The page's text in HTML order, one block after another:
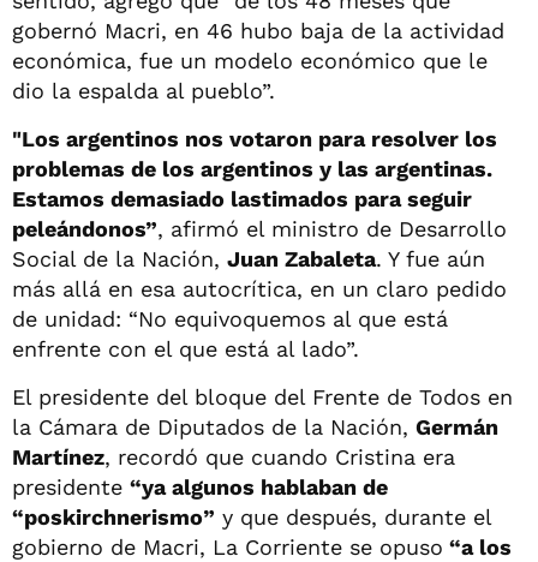
gobernó Macri, en 46 hubo baja de la actividad
económica, fue un modelo económico que le
dio la espalda al pueblo”.
"Los argentinos nos votaron para resolver los
problemas de los argentinos y las argentinas.
Estamos demasiado lastimados para seguir
peleándonos”, afirmó el ministro de Desarrollo
Social de la Nación, Juan Zabaleta. Y fue aún
más allá en esa autocrítica, en un claro pedido
de unidad: “No equivoquemos al que está
enfrente con el que está al lado”.
El presidente del bloque del Frente de Todos en
la Cámara de Diputados de la Nación, Germán
Martínez, recordó que cuando Cristina era
presidente “ya algunos hablaban de
“poskirchnerismo” y que después, durante el
gobierno de Macri, La Corriente se opuso “a los